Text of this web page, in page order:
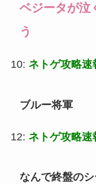
ベジータが泣
う
10: ネトゲ攻略速
ブルー将軍
12: ネトゲ攻略速
なんで終盤の